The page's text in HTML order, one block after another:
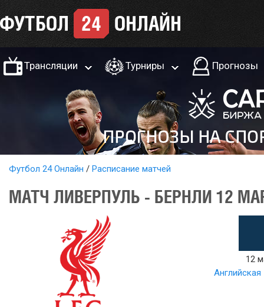
Трансляции Турниры Прогнозы
Футбол 24 Онлайн Расписание матчей
МАТЧ ЛИВЕРПУЛЬ - БЕРНЛИ 12
12